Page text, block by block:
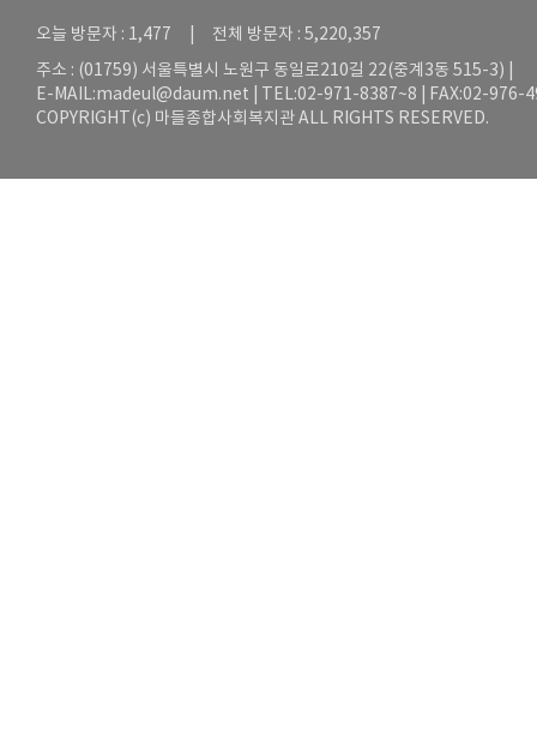
오늘 방문자 : 1,477 | 전체 방문자 : 5,220,357
주소 : (01759) 서울특별시 노원구 동일로210길 22(중계3동 515-3) |
E-MAIL:madeul@daum.net | TEL:02-971-8387~8 | FAX:02-976-
COPYRIGHT(c) 마들종합사회복지관 ALL RIGHTS RESERVED.